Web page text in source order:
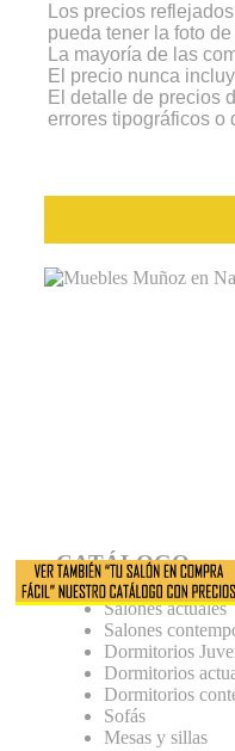
Los precios
pueda tener la foto
La mayoría de las
El precio nunca
El detalle de precios
errores tipográficos o
CATÁLOGO
Salones actuales
Salones
Dormitorios
Dormitorios
Dormitorios
Sofás
Mesas y sillas